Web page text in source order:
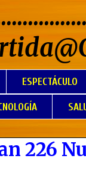
ESPECTÁCULO
226